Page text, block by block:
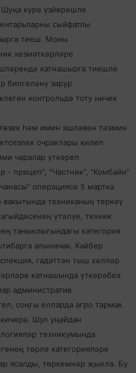
күрә үзйөрешле
сыйфатлы
тиеш. Моны
хезмәткәрләре
катнашырга тиешле
билгеләнү зарур.
контрольдә тоту ничек
һәм имин эшләвен тәэмин
очраклары килеп
чаралар үткәреп
- прицеп", "Частник", "Комбайн"
операциясе 5 мартка
вакытында техниканың теркәү
үтәлүе, техник
таныклыгындагы категория
алыначак. Кайбер
гадәттән тыш хәлләр
катнашында үткәрәбез.
административ
соңгы елларда агро тармак
Шул уңайдан
техникумында
төрле категорияләре
ясалды, төркемнәр җыела. Бу